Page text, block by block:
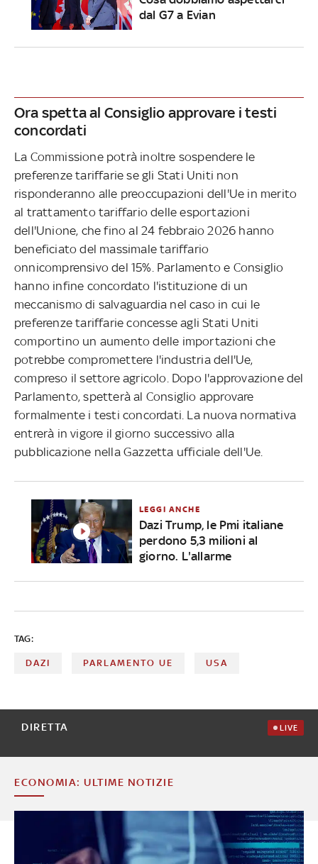
dal G7 a Evian
Ora spetta al Consiglio approvare i testi
concordati
La Commissione potrà inoltre sospendere le
preferenze tariffarie se gli Stati Uniti non
risponderanno alle preoccupazioni dell'Ue in merito
al trattamento tariffario delle esportazioni
dell'Unione, che fino al 24 febbraio 2026 hanno
beneficiato del massimale tariffario
onnicomprensivo del 15%. Parlamento e Consiglio
hanno infine concordato l'istituzione di un
meccanismo di salvaguardia nel caso in cui le
preferenze tariffarie concesse agli Stati Uniti
comportino un aumento delle importazioni che
potrebbe compromettere l'industria dell'Ue,
compreso il settore agricolo. Dopo l'approvazione del
Parlamento, spetterà al Consiglio approvare
formalmente i testi concordati. La nuova normativa
entrerà in vigore il giorno successivo alla
pubblicazione nella Gazzetta ufficiale dell'Ue.
LEGGI ANCHE
Dazi Trump, le Pmi italiane
perdono 5,3 milioni al
giorno. L'allarme
TAG:
DAZI PARLAMENTO UE USA
DIRETTA LIVE
ECONOMIA: ULTIME NOTIZIE